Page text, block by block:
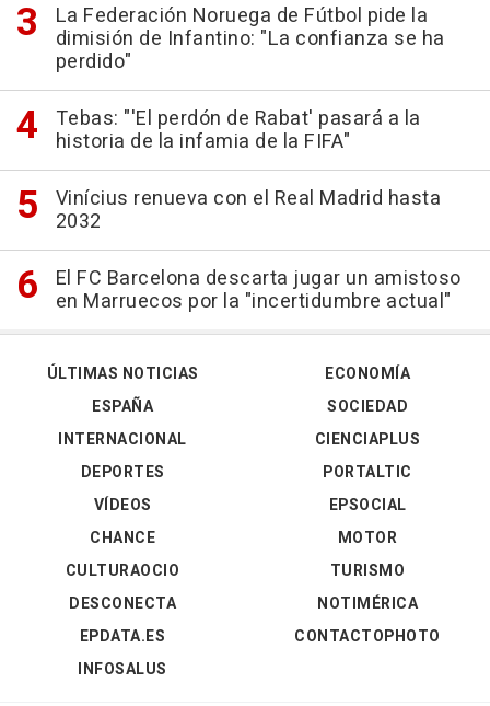
La Federación Noruega de Fútbol pide la
dimisión de Infantino: "La confianza se ha
perdido"
Tebas: "'El perdón de Rabat' pasará a la
historia de la infamia de la FIFA"
Vinícius renueva con el Real Madrid hasta
2032
El FC Barcelona descarta jugar un amistoso
en Marruecos por la "incertidumbre actual"
ÚLTIMAS NOTICIAS
ESPAÑA
INTERNACIONAL
DEPORTES
VÍDEOS
ECONOMÍA
SOCIEDAD
CIENCIAPLUS
PORTALTIC
EPSOCIAL
CHANCE
CULTURAOCIO
DESCONECTA
EPDATA.ES
INFOSALUS
MOTOR
TURISMO
NOTIMÉRICA
CONTACTOPHOTO